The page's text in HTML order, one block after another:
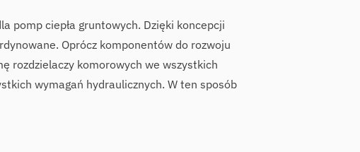
pomp ciepła gruntowych. Dzięki koncepcji
Oprócz komponentów do rozwoju
rozdzielaczy komorowych we wszystkich
wymagań hydraulicznych. W ten sposób